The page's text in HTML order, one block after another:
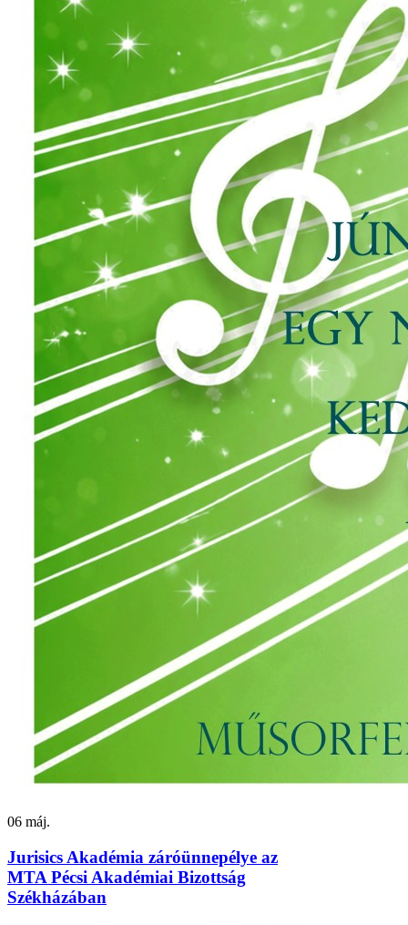
06 máj.
Jurisics Akadémia záróünnepélye az
MTA Pécsi Akadémiai Bizottság
Székházában